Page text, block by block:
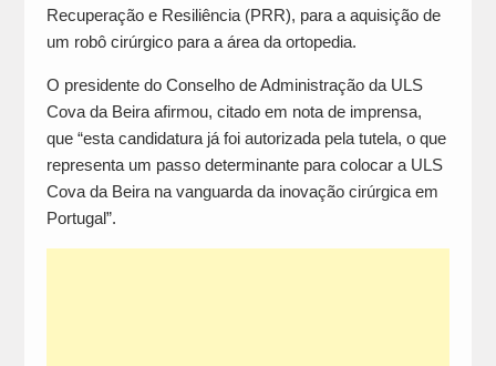
Recuperação e Resiliência (PRR), para a aquisição de
um robô cirúrgico para a área da ortopedia.
O presidente do Conselho de Administração da ULS
Cova da Beira afirmou, citado em nota de imprensa,
que “esta candidatura já foi autorizada pela tutela, o que
representa um passo determinante para colocar a ULS
Cova da Beira na vanguarda da inovação cirúrgica em
Portugal”.